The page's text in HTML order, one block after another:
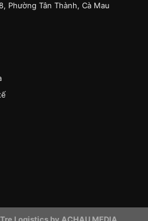
Phường Tân Thành, Cà Mau
Logistics by ACHAU MEDIA